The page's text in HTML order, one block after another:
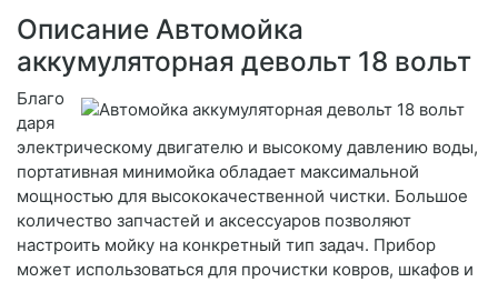
Описание Автомойка
аккумуляторная девольт 18 вольт
Благо
даря
электрическому двигателю и высокому давлению воды,
портативная минимойка обладает максимальной
мощностью для высококачественной чистки. Большое
количество запчастей и аксессуаров позволяют
настроить мойку на конкретный тип задач. Прибор
может использоваться для прочистки ковров, шкафов и